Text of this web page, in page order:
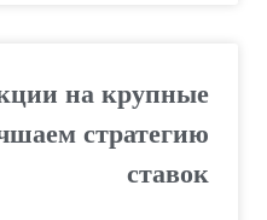
на крупные
стратегию
ставок